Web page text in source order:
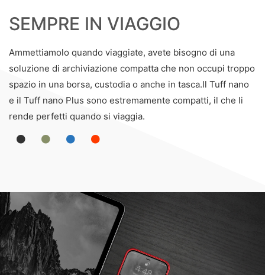
SEMPRE IN VIAGGIO
Ammettiamolo quando viaggiate, avete bisogno di una
soluzione di archiviazione compatta che non occupi troppo
spazio in una borsa, custodia o anche in tasca.Il Tuff nano
e il Tuff nano Plus sono estremamente compatti, il che li
rende perfetti quando si viaggia.